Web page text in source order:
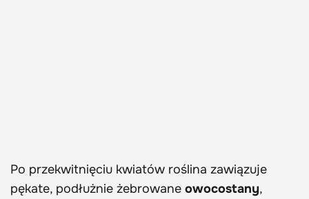
Po przekwitnięciu kwiatów roślina zawiązuje
pękate, podłużnie żebrowane owocostany,